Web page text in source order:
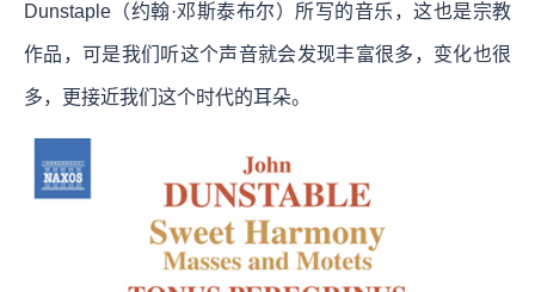
Dunstaple（约翰·邓斯泰布尔）所写的音乐，这也是宗教
作品，可是我们听这个声音就会发现丰富很多，变化也很
多，更接近我们这个时代的耳朵。